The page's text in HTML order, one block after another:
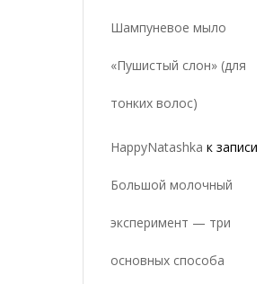
Шампуневое мыло
«Пушистый слон» (для
тонких волос)
HappyNatashka к записи
Большой молочный
эксперимент — три
основных способа